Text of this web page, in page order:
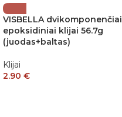
VISBELLA dvikomponenčiai
epoksidiniai klijai 56.7g
(juodas+baltas)
Klijai
2.90 €